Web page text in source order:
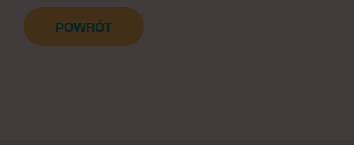
POWRÓT